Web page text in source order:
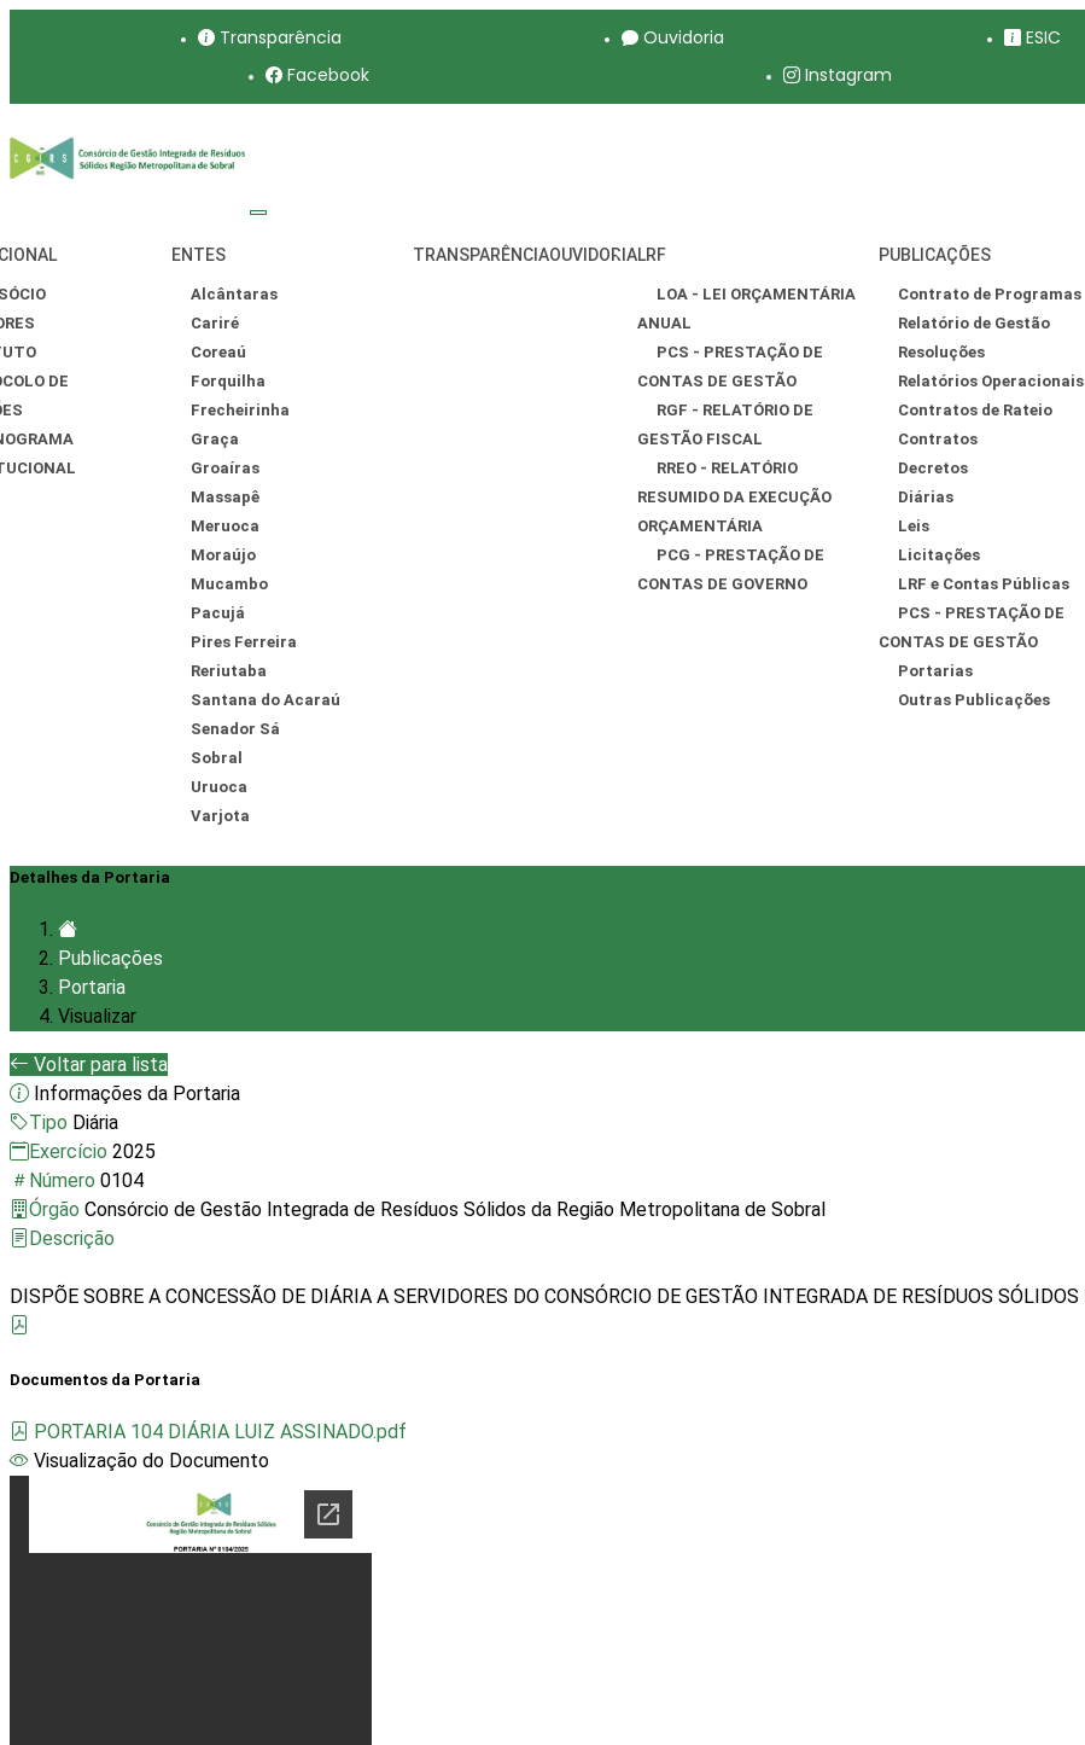
Transparência Ouvidoria ESIC
Facebook
Instagram
DE
ENTES
Alcântaras
Cariré
Coreaú
Forquilha
Frecheirinha
Graça
Groaíras
Massapê
Meruoca
Moraújo
Mucambo
Pacujá
Pires Ferreira
Reriutaba
Santana do Acaraú
Senador Sá
Sobral
Uruoca
Varjota
TRANSPARÊNCIAOUVIDORIALRF
LOA - LEI ORÇAMENTÁRIA
ANUAL
PCS - PRESTAÇÃO DE
CONTAS DE GESTÃO
RGF - RELATÓRIO DE
GESTÃO FISCAL
RREO - RELATÓRIO
RESUMIDO DA EXECUÇÃO
ORÇAMENTÁRIA
PCG - PRESTAÇÃO DE
CONTAS DE GOVERNO
PUBLICAÇÕES
Contrato de Programas
Relatório de Gestão
Resoluções
Relatórios Operacionais
Contratos de Rateio
Contratos
Decretos
Diárias
Leis
Licitações
LRF e Contas Públicas
PCS - PRESTAÇÃO DE
CONTAS DE GESTÃO
Portarias
Outras Publicações
Detalhes da Portaria
Publicações
Portaria
Visualizar
Voltar para lista
Informações da Portaria
Tipo Diária
Exercício 2025
Número 0104
Órgão Consórcio de Gestão Integrada de Resíduos Sólidos da Região Metropolitana de Sobral
Descrição
Documentos da Portaria
PORTARIA 104 DIÁRIA LUIZ ASSINADO.pdf
Visualização do Documento